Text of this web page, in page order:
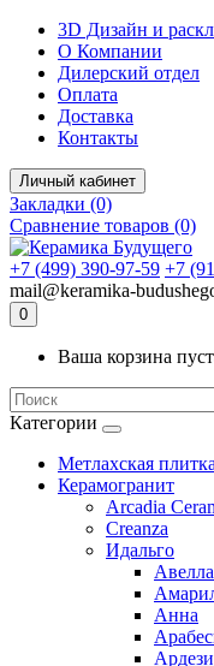
Комплектующие для
3D Дизайн и
О Компании
Дилерский отдел
Оплата
Доставка
Контакты
Личный кабинет
Закладки (0)
Сравнение товаров (0)
+7 (499) 390-97-59 +7
mail@keramika-
0
Ваша корзина
Категории
Метлахская плитка
Керамогранит
Arcadia
Creanza
Идальго
Анна